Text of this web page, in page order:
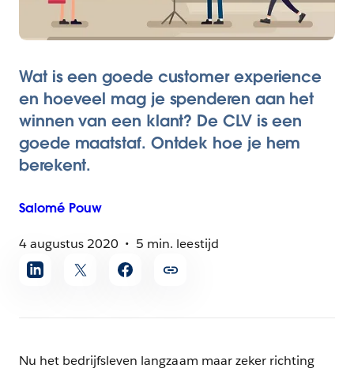
Wat is een goede customer experience
en hoeveel mag je spenderen aan het
winnen van een klant? De CLV is een
goede maatstaf. Ontdek hoe je hem
berekent.
Salomé Pouw
4 augustus 2020
5 min. leestijd
Artikel
delen
Nu het bedrijfsleven langzaam maar zeker richting